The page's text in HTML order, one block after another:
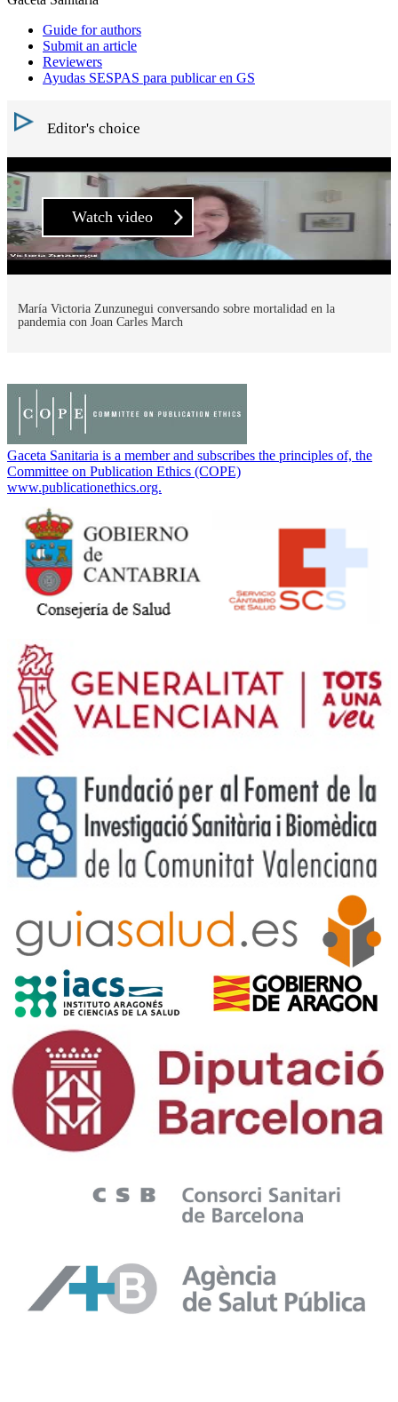
Guide for authors
Submit an article
Reviewers
Ayudas SESPAS para publicar en GS
Editor's choice
Watch video
María Victoria Zunzunegui conversando sobre mortalidad en la
pandemia con Joan Carles March
Gaceta Sanitaria is a member and subscribes the principles of, the
Committee on Publication Ethics (COPE)
www.publicationethics.org.